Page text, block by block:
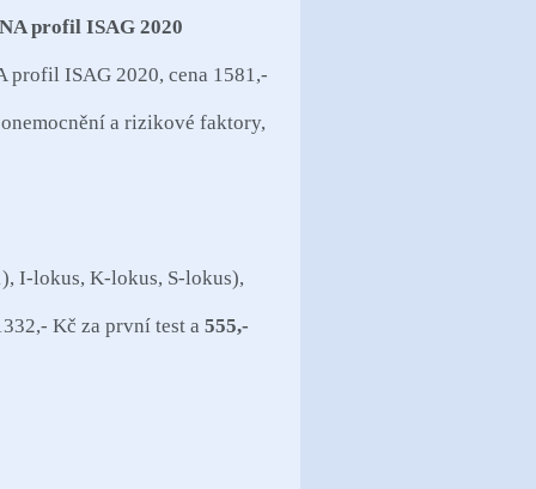
profil ISAG 2020
profil ISAG 2020, cena 1581,-
a rizikové faktory,
I-lokus, K-lokus, S-lokus),
Kč za první test a 555,-